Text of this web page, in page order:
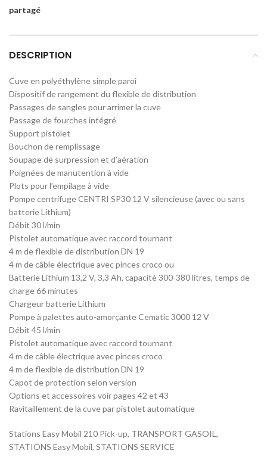
partagé
DESCRIPTION
Cuve en polyéthylène simple paroi
Dispositif de rangement du flexible de distribution
Passages de sangles pour arrimer la cuve
Passage de fourches intégré
Support pistolet
Bouchon de remplissage
Soupape de surpression et d’aération
Poignées de manutention à vide
Plots pour l’empilage à vide
Pompe centrifuge CENTRI SP30 12 V silencieuse (avec ou sans
batterie Lithium)
Débit 30 l/min
Pistolet automatique avec raccord tournant
4 m de flexible de distribution DN 19
4 m de câble électrique avec pinces croco ou
Batterie Lithium 13,2 V, 3,3 Ah, capacité 300-380 litres, temps de
charge 66 minutes
Chargeur batterie Lithium
Pompe à palettes auto-amorçante Cematic 3000 12 V
Débit 45 l/min
Pistolet automatique avec raccord tournant
4 m de câble électrique avec pinces croco
4 m de flexible de distribution DN 19
Capot de protection selon version
Options et accessoires voir pages 42 et 43
Ravitaillement de la cuve par pistolet automatique
Stations Easy Mobil 210 Pick-up, TRANSPORT GASOIL,
STATIONS Easy Mobil, STATIONS SERVICE